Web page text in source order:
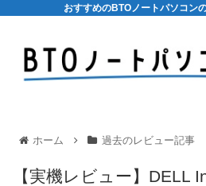
おすすめのBTOノートパソコン
ホーム 過去のレビュー記事
【実機レビュー】DELL